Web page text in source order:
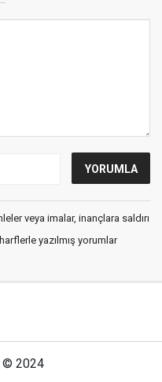
veya imalar, inançlara saldırı
yazılmış yorumlar
© 2024